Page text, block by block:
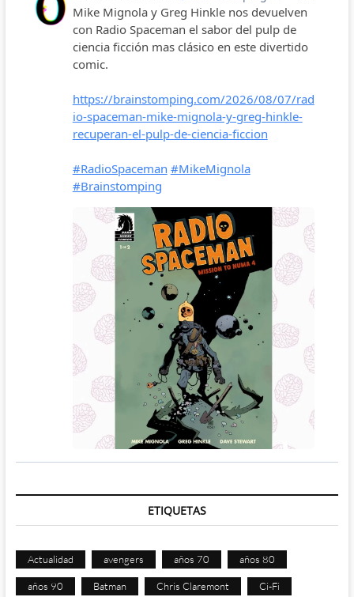
ETIQUETAS
Actualidad avengers años 70 años 80
años 90 Batman Chris Claremont Ci-Fi